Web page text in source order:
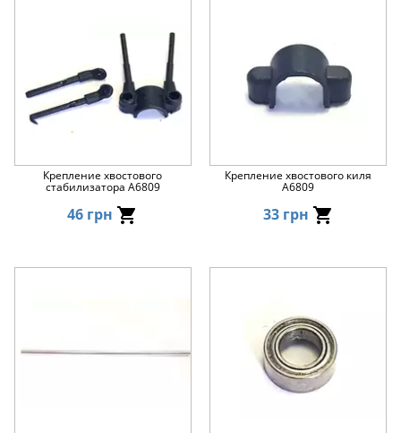
▼
Крепление хвостового
стабилизатора A6809
46 грн
Крепление хвостового киля
A6809
33 грн